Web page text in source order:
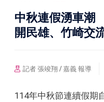
中秋連假湧車
開民雄、竹崎交
記者 張竣翔 / 嘉義 報導
114年中秋節連續假期